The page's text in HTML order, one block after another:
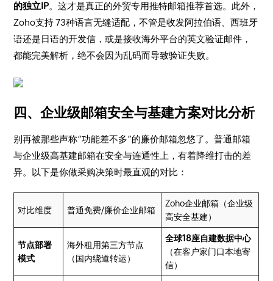
的独立IP。这才是真正的外贸专用推特邮箱推荐首选。此外，
Zoho支持 73种语言无缝适配，不管是收发阿拉伯语、西班牙
语还是日语的开发信，或是接收海外平台的英文验证邮件，
都能完美解析，绝不会因为乱码而导致验证失败。
四、企业级邮箱安全与基建方案对比分析
别再被那些声称“功能差不多”的廉价邮箱忽悠了。普通邮箱
与企业级高基建邮箱在安全与连通性上，有着降维打击的差
异。以下是你做采购决策时最直观的对比：
对比维度 普通免费/廉价企业邮箱
Zoho企业邮箱（企业级
高安全基建）
节点部署
模式
海外租用第三方节点
（国内绕道转运）
全球18座自建数据中心
（在客户家门口本地寄
信）